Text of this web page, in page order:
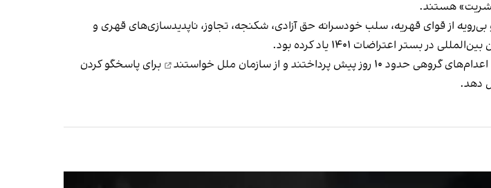
هستند.
از قوای قهریه، سلب خودسرانه حق آزادی، شکنجه، تجاوز، ناپدیدسازی‌های قهری و
اعتراضات ۱۴۰۱ یاد کرده بود.
از سازمان ملل خواستند
برای پاسخگو کردن
دهد.